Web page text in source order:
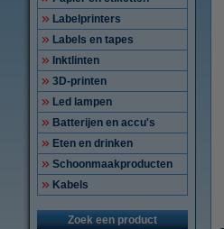
Labelprinters
Labels en tapes
Inktlinten
3D-printen
Led lampen
Batterijen en accu's
Eten en drinken
Schoonmaakproducten
Kabels
Zoek een product